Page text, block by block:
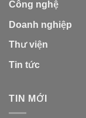
Công nghệ
Doanh nghiệp
Thư viện
Tin tức
TIN MỚI